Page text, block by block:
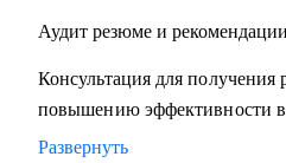
Аудит резюме и
Консультация для получения
повышению эффективности
Развернуть